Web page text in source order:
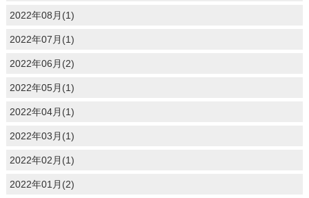
2022年08月(1)
2022年07月(1)
2022年06月(2)
2022年05月(1)
2022年04月(1)
2022年03月(1)
2022年02月(1)
2022年01月(2)